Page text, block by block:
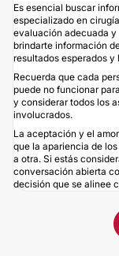
Es esencial buscar
especializado en
evaluación adecuada
brindarte información
resultados esperados
Recuerda que cada
puede no funcionar
y considerar todos los
involucrados.
La aceptación y el
que la apariencia de
a otra. Si estás
conversación abierta
decisión que se alinee